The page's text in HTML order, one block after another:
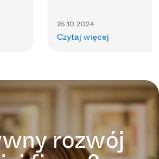
25.10.2024
Czytaj więcej
rozwój